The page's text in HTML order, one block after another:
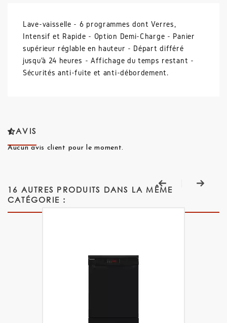
Lave-vaisselle - 6 programmes dont Verres,
Intensif et Rapide - Option Demi-Charge - Panier
supérieur réglable en hauteur - Départ différé
jusqu'à 24 heures - Affichage du temps restant -
Sécurités anti-fuite et anti-débordement.
AVIS
Aucun avis client pour le moment.
16 AUTRES PRODUITS DANS LA MÊME
CATÉGORIE :